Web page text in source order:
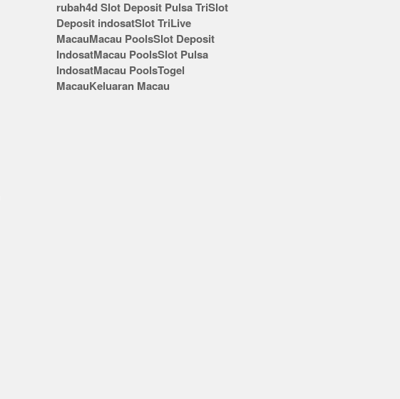
rubah4d Slot Deposit Pulsa TriSlot
Deposit indosatSlot TriLive
MacauMacau PoolsSlot Deposit
IndosatMacau PoolsSlot Pulsa
IndosatMacau PoolsTogel
MacauKeluaran Macau